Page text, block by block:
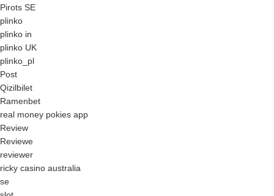
Pirots SE
plinko
plinko in
plinko UK
plinko_pl
Post
Qizilbilet
Ramenbet
real money pokies app
Review
Reviewe
reviewer
ricky casino australia
se